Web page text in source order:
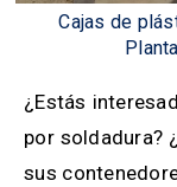
Cajas de
¿Estás
por soldadura?
sus